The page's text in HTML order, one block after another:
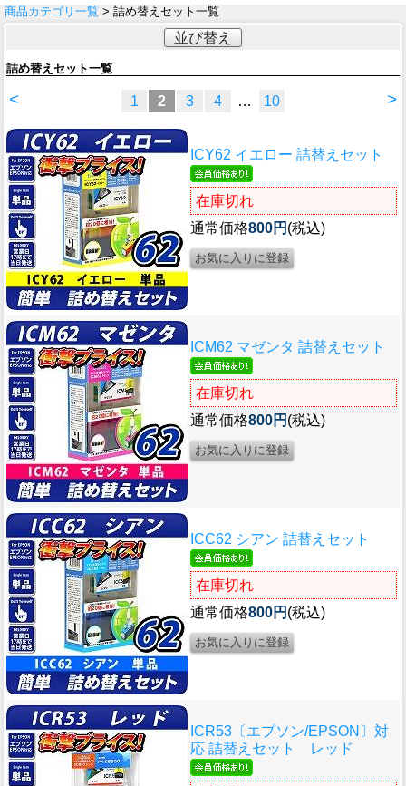
商品カテゴリ一覧 > 詰め替えセット一覧
並び替え
詰め替えセット一覧
< >
1 2 3 4 … 10
ICY62 イエロー 詰替えセット
在庫切れ
通常価格800円 (税込)
ICM62 マゼンタ 詰替えセット
在庫切れ
通常価格800円 (税込)
ICC62 シアン 詰替えセット
在庫切れ
通常価格800円 (税込)
ICR53〔エプソン/EPSON〕対
応 詰替えセット レッド